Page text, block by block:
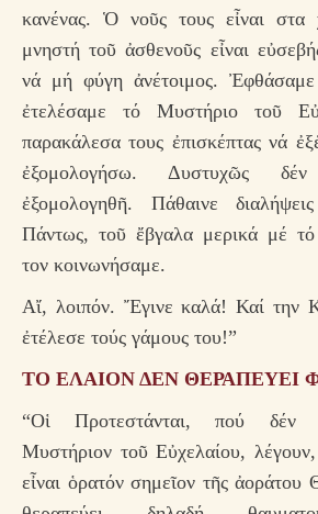
κανένας. Ὁ νοῦς τους εἶναι
μνηστή τοῦ ἀσθενοῦς εἶναι
νά μή φύγη ἀνέτοιμος. Ἐφθάσαμε
ἐτελέσαμε τό Μυστήριο τοῦ
παρακάλεσα τους ἐπισκέπτας νά
ἐξομολογήσω. Δυστυχῶς
ἐξομολογηθῆ. Πάθαινε
Πάντως, τοῦ ἔβγαλα μερικά μέ τό
τον κοινωνήσαμε.
Αἴ, λοιπόν. Ἔγινε καλά! Καί την
ἐτέλεσε τούς γάμους του!”
ΤΟ ΕΛΑΙΟΝ ΔΕΝ ΘΕΡΑΠΕΥΕΙ
“Οἱ Προτεστάνται, πού δέν
Μυστήριον τοῦ Εὐχελαίου,
εἶναι ὁρατόν σημεῖον τῆς ἀοράτου